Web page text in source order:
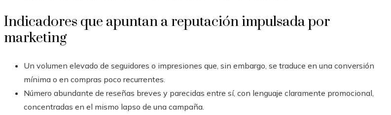
Indicadores que apuntan a reputación impulsada por
marketing
Un volumen elevado de seguidores o impresiones que, sin embargo, se traduce en una conversión
mínima o en compras poco recurrentes.
Número abundante de reseñas breves y parecidas entre sí, con lenguaje claramente promocional,
concentradas en el mismo lapso de una campaña.